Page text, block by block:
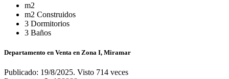
m2
m2 Construidos
3 Dormitorios
3 Baños
Departamento en Venta en Zona I, Miramar
Publicado: 19/8/2025. Visto 714 veces